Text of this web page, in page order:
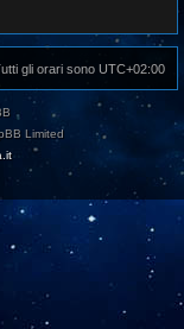
gli orari sono UTC+02:00
Limited